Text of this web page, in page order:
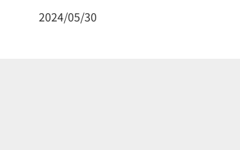
2024/05/30